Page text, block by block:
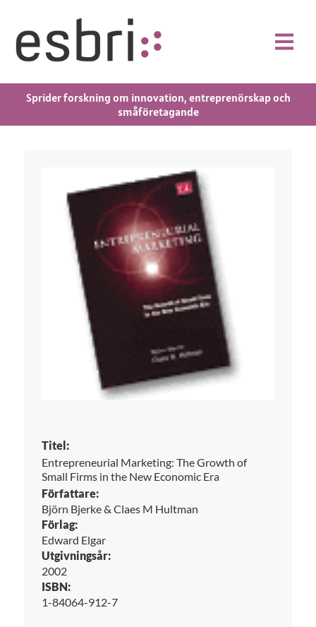
Sprider forskning om innovation, entreprenörskap och
småföretagande
Titel:
Entrepreneurial Marketing: The Growth of
Small Firms in the New Economic Era
Författare:
Björn Bjerke & Claes M Hultman
Förlag:
Edward Elgar
Utgivningsår:
2002
ISBN:
1-84064-912-7